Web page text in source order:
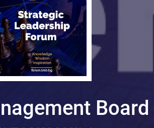
Board